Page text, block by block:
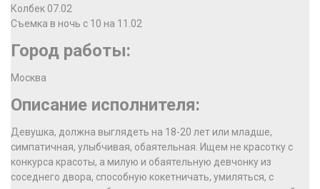
Колбек 07.02
Съемка в ночь с 10 на 11.02
Город работы:
Москва
Описание исполнителя:
Девушка, должна выглядеть на 18-20 лет или младше,
симпатичная, улыбчивая, обаятельная. Ищем не красотку с
конкурса красоты, а милую и обаятельную девчонку из
соседнего двора, способную кокетничать, умиляться, с